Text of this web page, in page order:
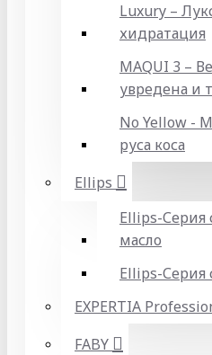
Luxury –
хидратация
MAQUI 3 –
увредена и
No Yellow -
руса коса
Ellips
Ellips-Серия
масло
Ellips-Серия
EXPERTIA
FABY